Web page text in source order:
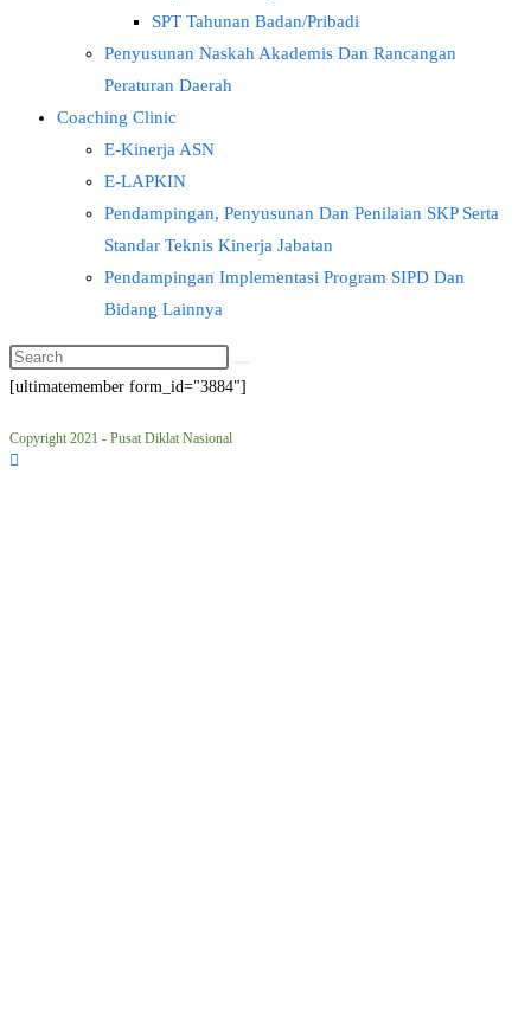
SPT Tahunan Badan/Pribadi
Penyusunan Naskah Akademis Dan Rancangan
Peraturan Daerah
Coaching Clinic
E-Kinerja ASN
E-LAPKIN
Pendampingan, Penyusunan Dan Penilaian SKP Serta
Standar Teknis Kinerja Jabatan
Pendampingan Implementasi Program SIPD Dan
Bidang Lainnya
[ultimatemember form_id="3884"]
Copyright 2021 - Pusat Diklat Nasional